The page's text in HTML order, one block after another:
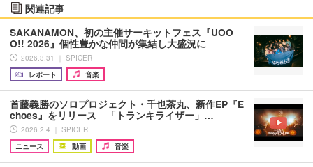
関連記事
SAKANAMON、初の主催サーキットフェス『UOO
O!! 2026』個性豊かな仲間が集結し大盛況に
2026.3.31 ｜ SPICER
レポート
音楽
首藤義勝のソロプロジェクト・千也茶丸、新作EP『E
choes』をリリース 「トランキライザー」…
2026.2.4 ｜ SPICER
ニュース
動画 音楽